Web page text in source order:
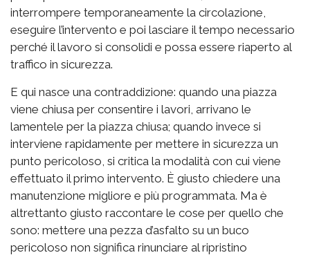
interrompere temporaneamente la circolazione,
eseguire l’intervento e poi lasciare il tempo necessario
perché il lavoro si consolidi e possa essere riaperto al
traffico in sicurezza.
E qui nasce una contraddizione: quando una piazza
viene chiusa per consentire i lavori, arrivano le
lamentele per la piazza chiusa; quando invece si
interviene rapidamente per mettere in sicurezza un
punto pericoloso, si critica la modalità con cui viene
effettuato il primo intervento. È giusto chiedere una
manutenzione migliore e più programmata. Ma è
altrettanto giusto raccontare le cose per quello che
sono: mettere una pezza d’asfalto su un buco
pericoloso non significa rinunciare al ripristino